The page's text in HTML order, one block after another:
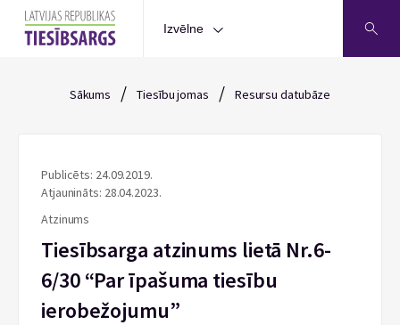
Izvēlne
Sākums / Tiesību jomas / Resursu datubāze
Publicēts: 24.09.2019.
Atjaunināts: 28.04.2023.
Atzinums
Tiesībsarga atzinums lietā Nr.6-
6/30 “Par īpašuma tiesību
ierobežojumu”